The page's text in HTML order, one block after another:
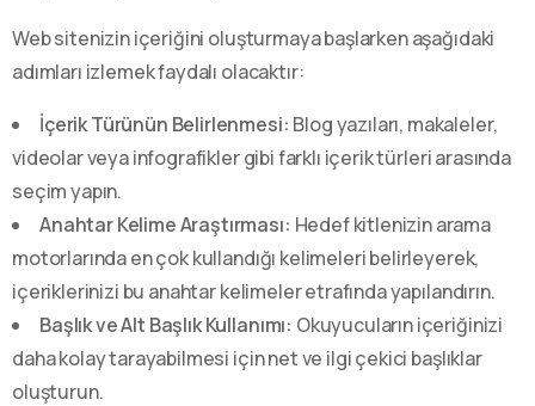
Web sitenizin içeriğini oluşturmaya başlarken aşağıdaki
adımları izlemek faydalı olacaktır:
İçerik Türünün Belirlenmesi: Blog yazıları, makaleler,
videolar veya infografikler gibi farklı içerik türleri arasında
seçim yapın.
Anahtar Kelime Araştırması: Hedef kitlenizin arama
motorlarında en çok kullandığı kelimeleri belirleyerek,
içeriklerinizi bu anahtar kelimeler etrafında yapılandırın.
Başlık ve Alt Başlık Kullanımı: Okuyucuların içeriğinizi
daha kolay tarayabilmesi için net ve ilgi çekici başlıklar
oluşturun.